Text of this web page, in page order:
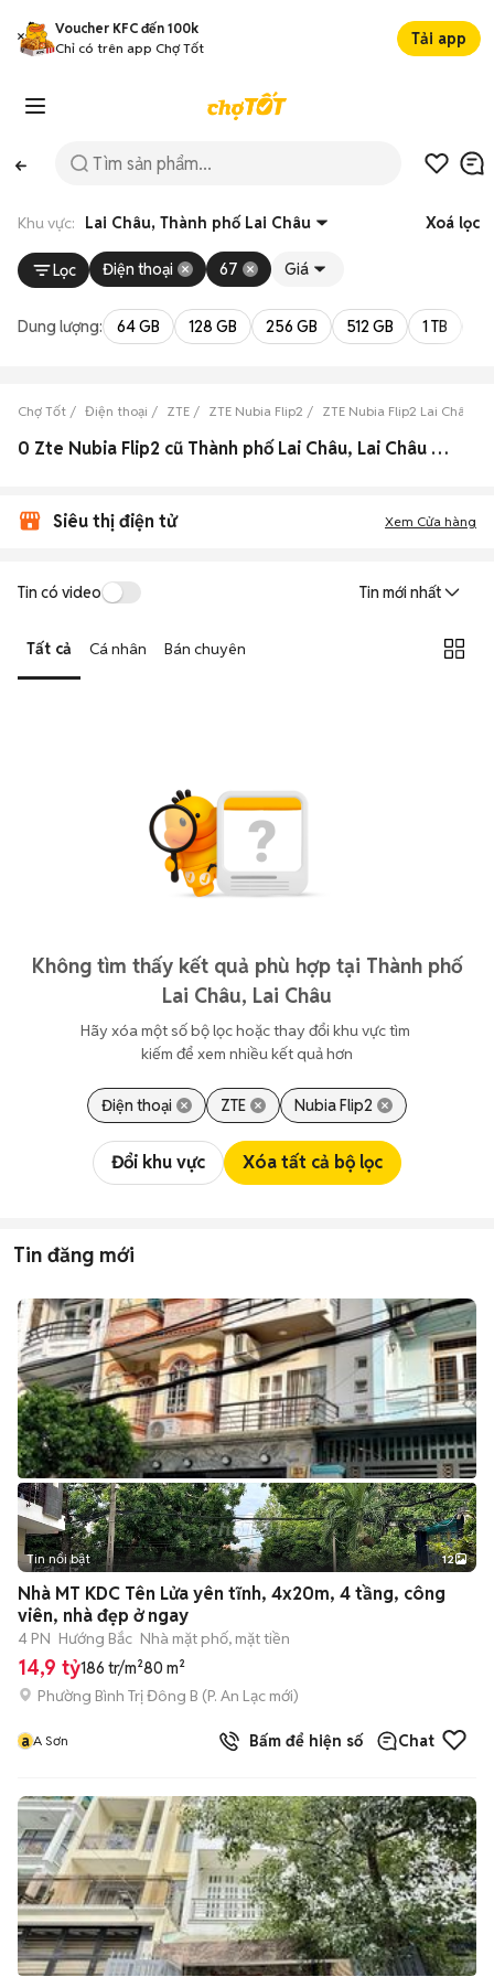
Voucher KFC đến 100k
Chỉ có trên app Chợ Tốt
Tải app
Khu vực: Lai Châu, Thành phố Lai Châu Xoá lọc
Lọc Điện thoại 67 Giá
Dung lượng: 64 GB 128 GB 256 GB 512 GB 1 TB
Chợ Tốt Điện thoại ZTE ZTE Nubia Flip2 ZTE Nubia Flip2 Lai Châu
0 Zte Nubia Flip2 cũ Thành phố Lai Châu, Lai Châu đẹp
Siêu thị điện tử Xem Cửa hàng
Tin có video Tin mới nhất
Tất cả Cá nhân Bán chuyên
Không tìm thấy kết quả phù hợp tại Thành phố
Lai Châu, Lai Châu
Hãy xóa một số bộ lọc hoặc thay đổi khu vực tìm
kiếm để xem nhiều kết quả hơn
Điện thoại ZTE Nubia Flip2
Đổi khu vực Xóa tất cả bộ lọc
Tin đăng mới
+2
Tin nổi bật 12
Nhà MT KDC Tên Lửa yên tĩnh, 4x20m, 4 tầng, công
viên, nhà đẹp ở ngay
4 PN Hướng Bắc Nhà mặt phố, mặt tiền
14,9 tỷ186 tr/m²80 m²
Phường Bình Trị Đông B (P. An Lạc mới)
a A Sơn Bấm để hiện số Chat